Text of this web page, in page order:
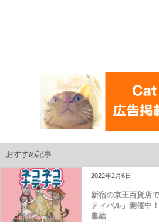
おすすめ記事
2022年2月6日
新宿の京王百貨店
ティバル」開催中
集結